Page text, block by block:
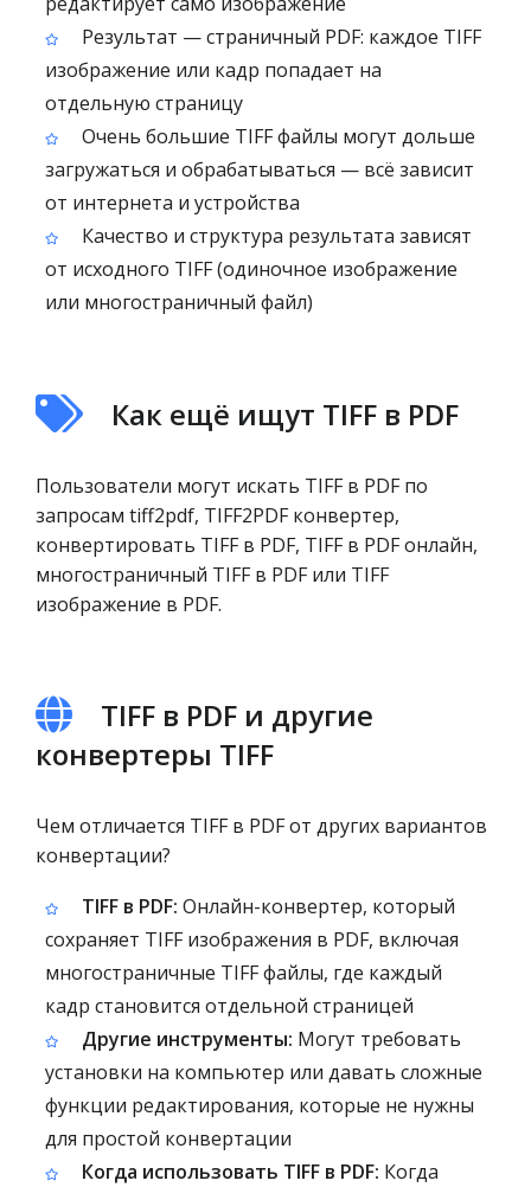
Результат — страничный PDF: каждое TIFF
изображение или кадр попадает на
отдельную страницу
Очень большие TIFF файлы могут дольше
загружаться и обрабатываться — всё зависит
от интернета и устройства
Качество и структура результата зависят
от исходного TIFF (одиночное изображение
или многостраничный файл)
Как ещё ищут TIFF в PDF
Пользователи могут искать TIFF в PDF по
запросам tiff2pdf, TIFF2PDF конвертер,
конвертировать TIFF в PDF, TIFF в PDF онлайн,
многостраничный TIFF в PDF или TIFF
изображение в PDF.
TIFF в PDF и другие
конвертеры TIFF
Чем отличается TIFF в PDF от других вариантов
конвертации?
TIFF в PDF: Онлайн-конвертер, который
сохраняет TIFF изображения в PDF, включая
многостраничные TIFF файлы, где каждый
кадр становится отдельной страницей
Другие инструменты: Могут требовать
установки на компьютер или давать сложные
функции редактирования, которые не нужны
для простой конвертации
Когда использовать TIFF в PDF: Когда